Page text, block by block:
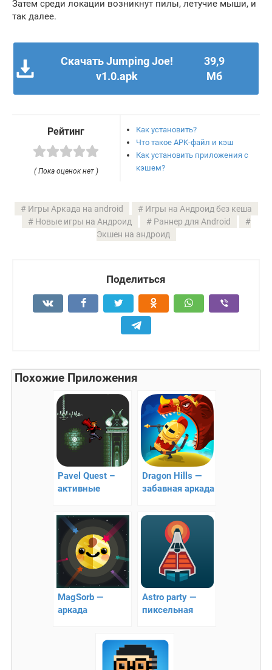
Затем среди локации возникнут пилы, летучие мыши, и
так далее.
Скачать Jumping Joe!
v1.0.apk
39,9
Мб
Рейтинг
( Пока оценок нет )
Как установить?
Что такое APK-файл и кэш
Как установить приложения с
кэшем?
Игры Аркада на android
Игры на Андроид без кеша
Новые игры на Андроид
Раннер для Android
Экшен на андроид
Поделиться
Похожие Приложения
Pavel Quest –
активные
Dragon Hills —
забавная аркада
MagSorb —
аркада
Astro party —
пиксельная